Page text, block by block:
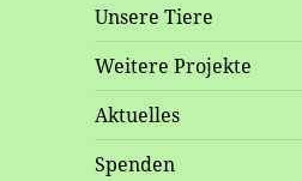
Unsere Tiere
Weitere Projekte
Aktuelles
Spenden